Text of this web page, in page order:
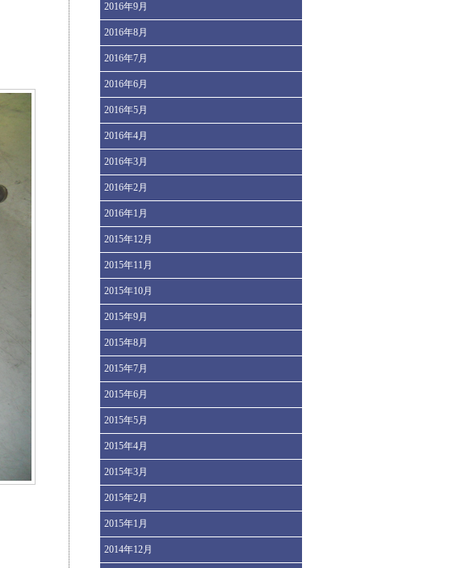
2016年9月
2016年8月
2016年7月
2016年6月
2016年5月
2016年4月
2016年3月
2016年2月
2016年1月
2015年12月
2015年11月
2015年10月
2015年9月
2015年8月
2015年7月
2015年6月
2015年5月
2015年4月
2015年3月
2015年2月
2015年1月
2014年12月